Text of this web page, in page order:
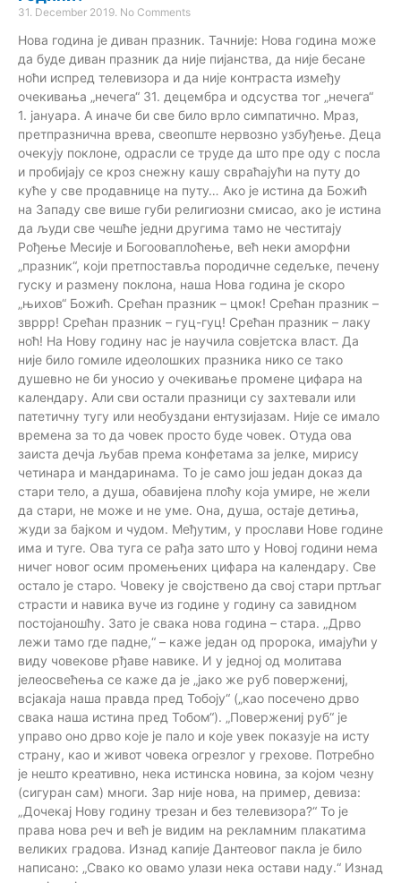
31. December 2019. No Comments
Нова година је диван празник. Тачније: Нова година може
да буде диван празник да није пијанства, да није бесане
ноћи испред телевизора и да није контраста између
очекивања „нечега“ 31. децембра и одсуства тог „нечега“
1. јануара. А иначе би све било врло симпатично. Мраз,
претпразнична врева, свеопште нервозно узбуђење. Деца
очекују поклоне, одрасли се труде да што пре оду с посла
и пробијају се кроз снежну кашу свраћајући на путу до
куће у све продавнице на путу… Ако је истина да Божић
на Западу све више губи религиозни смисао, ако је истина
да људи све чешће једни другима тамо не честитају
Рођење Месије и Богооваплоћење, већ неки аморфни
„празник“, који претпоставља породичне седељке, печену
гуску и размену поклона, наша Нова година је скоро
„њихов“ Божић. Срећан празник – цмок! Срећан празник –
звррр! Срећан празник – гуц-гуц! Срећан празник – лаку
ноћ! На Нову годину нас је научила совјетска власт. Да
није било гомиле идеолошких празника нико се тако
душевно не би уносио у очекивање промене цифара на
календару. Али сви остали празници су захтевали или
патетичну тугу или необуздани ентузијазам. Није се имало
времена за то да човек просто буде човек. Отуда ова
заиста дечја љубав према конфетама за јелке, мирису
четинара и мандаринама. То је само још један доказ да
стари тело, а душа, обавијена плоћу која умире, не жели
да стари, не може и не уме. Она, душа, остаје детиња,
жуди за бајком и чудом. Међутим, у прослави Нове године
има и туге. Ова туга се рађа зато што у Новој години нема
ничег новог осим промењених цифара на календару. Све
остало је старо. Човеку је својствено да свој стари пртљаг
страсти и навика вуче из године у годину са завидном
постојаношћу. Зато је свака нова година – стара. „Дрво
лежи тамо где падне,“ – каже један од пророка, имајући у
виду човекове рђаве навике. И у једној од молитава
јелеосвећења се каже да је „јако же руб повержениј,
всјакаја наша правда пред Тобоју“ („као посечено дрво
свака наша истина пред Тобом“). „Повержениј руб“ је
управо оно дрво које је пало и које увек показује на исту
страну, као и живот човека огрезлог у грехове. Потребно
је нешто креативно, нека истинска новина, за којом чезну
(сигуран сам) многи. Зар није нова, на пример, девиза:
„Дочекај Нову годину трезан и без телевизора?“ То је
права нова реч и већ је видим на рекламним плакатима
великих градова. Изнад капије Дантеовог пакла је било
написано: „Свако ко овамо улази нека остави наду.“ Изнад